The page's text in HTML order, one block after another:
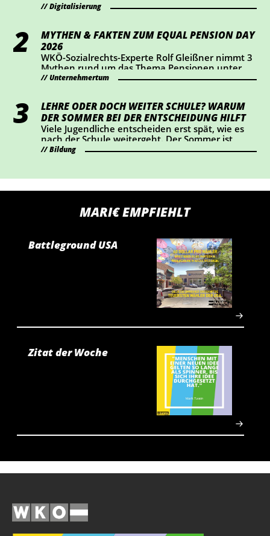
dabei vor allem Transparenz und Kennzeichnung
sollte jetzt prüfen, ob Handlungsbedarf besteht.
Digitalisierung
MYTHEN & FAKTEN ZUM EQUAL PENSION DAY
2026
WKÖ-Sozialrechts-Experte Rolf Gleißner nimmt 3
Mythen rund um das Thema Pensionen unter
die Lupe und liefert Fakten.
Unternehmertum
LEHRE ODER DOCH WEITER SCHULE? WARUM
DER SOMMER BEI DER ENTSCHEIDUNG HILFT
Viele Jugendliche entscheiden erst spät, wie es
nach der Schule weitergeht. Der Sommer ist
ideal, um Lehrberufe auszuprobieren und Fragen
Bildung
MARI€ EMPFIEHLT
Battleground USA
Zitat der Woche